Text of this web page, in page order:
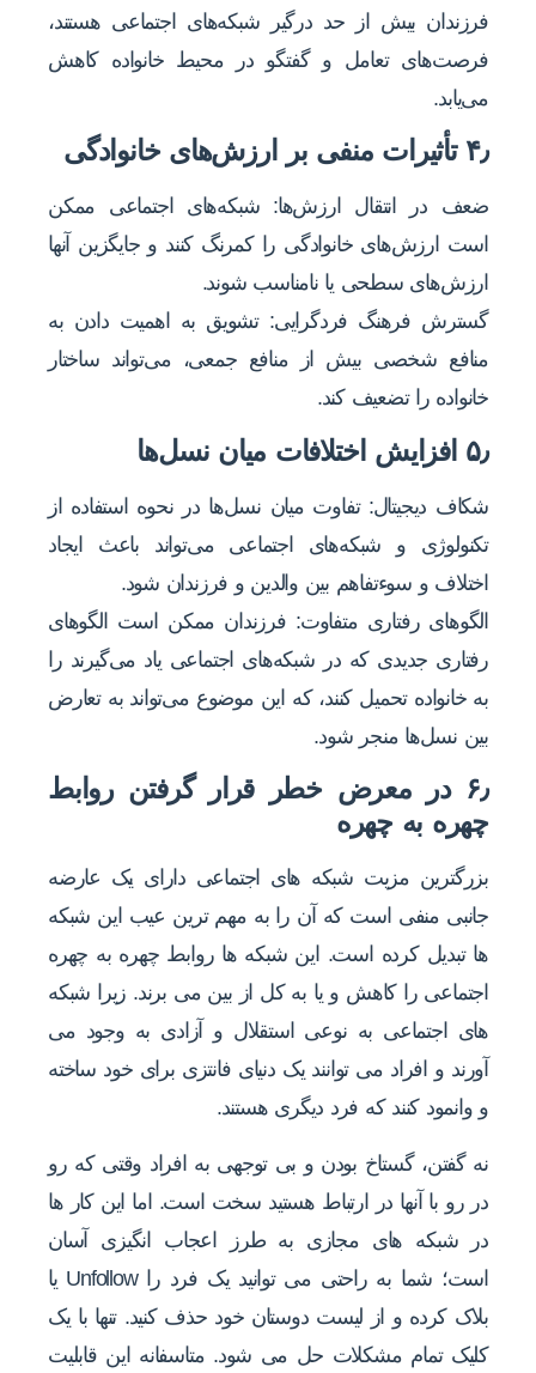
فرزندان بیش از حد درگیر شبکه‌های اجتماعی هستند،
فرصت‌های تعامل و گفتگو در محیط خانواده کاهش
می‌یابد.
۴٫ تأثیرات منفی بر ارزش‌های خانوادگی
ضعف در انتقال ارزش‌ها: شبکه‌های اجتماعی ممکن
است ارزش‌های خانوادگی را کمرنگ کنند و جایگزین آنها
ارزش‌های سطحی یا نامناسب شوند.
گسترش فرهنگ فردگرایی: تشویق به اهمیت دادن به
منافع شخصی بیش از منافع جمعی، می‌تواند ساختار
خانواده را تضعیف کند.
۵٫ افزایش اختلافات میان نسل‌ها
شکاف دیجیتال: تفاوت میان نسل‌ها در نحوه استفاده از
تکنولوژی و شبکه‌های اجتماعی می‌تواند باعث ایجاد
اختلاف و سوءتفاهم بین والدین و فرزندان شود.
الگوهای رفتاری متفاوت: فرزندان ممکن است الگوهای
رفتاری جدیدی که در شبکه‌های اجتماعی یاد می‌گیرند را
به خانواده تحمیل کنند، که این موضوع می‌تواند به تعارض
بین نسل‌ها منجر شود.
۶٫ در معرض خطر قرار گرفتن روابط
چهره به چهره
بزرگترین مزیت شبکه های اجتماعی دارای یک عارضه
جانبی منفی است که آن را به مهم ترین عیب این شبکه
ها تبدیل کرده است. این شبکه ها روابط چهره به چهره
اجتماعی را کاهش و یا به کل از بین می برند. زیرا شبکه
های اجتماعی به نوعی استقلال و آزادی به وجود می
آورند و افراد می توانند یک دنیای فانتزی برای خود ساخته
و وانمود کنند که فرد دیگری هستند.
نه گفتن، گستاخ بودن و بی توجهی به افراد وقتی که رو
در رو با آنها در ارتباط هستید سخت است. اما این کار ها
در شبکه های مجازی به طرز اعجاب انگیزی آسان
است؛ شما به راحتی می توانید یک فرد را Unfollow یا
بلاک کرده و از لیست دوستان خود حذف کنید. تنها با یک
کلیک تمام مشکلات حل می شود. متاسفانه این قابلیت